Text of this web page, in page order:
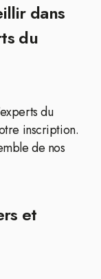
dans
du
du
inscription.
de nos
et